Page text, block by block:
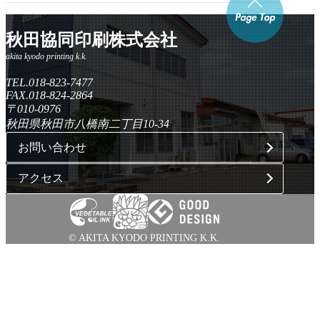
秋田協同印刷株式会社
TEL.018-823-7477
FAX.018-824-2864
〒010-0976
秋田県秋田市八橋南二丁目10-34
お問い合わせ
アクセス
© AKITA KYODO PRINTING K.K.